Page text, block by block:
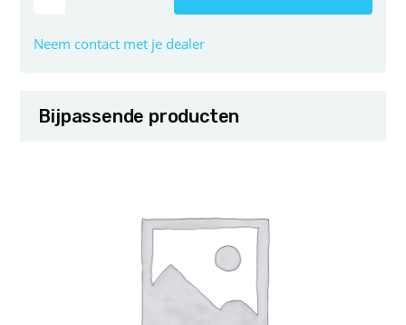
Neem contact met je dealer
Bijpassende producten